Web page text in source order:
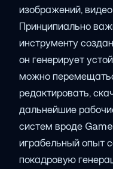
изображений,
Принципиально
инструменту
он генерирует
можно
редактировать,
дальнейшие
систем вроде
играбельный опыт
покадровую